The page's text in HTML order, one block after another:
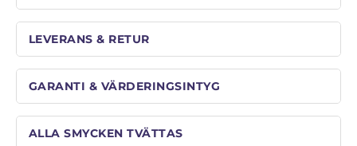
LEVERANS & RETUR
GARANTI & VÄRDERINGSINTYG
ALLA SMYCKEN TVÄTTAS